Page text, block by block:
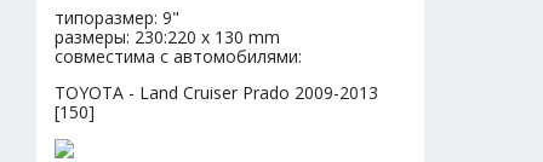
типоразмер: 9"
размеры: 230:220 x 130 mm
совместима с автомобилями:
TOYOTA - Land Cruiser Prado 2009-2013
[150]